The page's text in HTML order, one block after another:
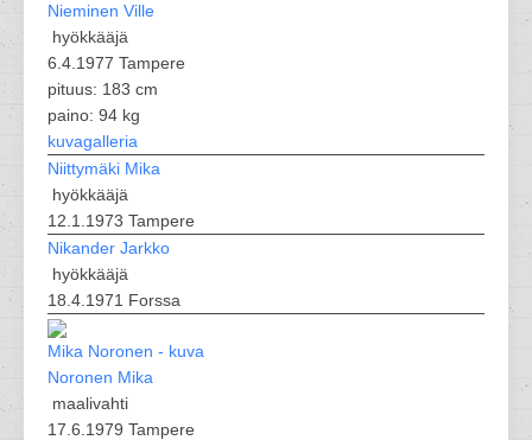
Nieminen Ville
hyökkääjä
6.4.1977 Tampere
pituus: 183 cm
paino: 94 kg
kuvagalleria
Niittymäki Mika
hyökkääjä
12.1.1973 Tampere
Nikander Jarkko
hyökkääjä
18.4.1971 Forssa
Noronen Mika
maalivahti
17.6.1979 Tampere